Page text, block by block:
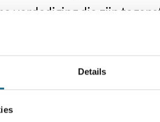
Details
verdediging die zijn
zwart tegenspel
Kort na zet 40